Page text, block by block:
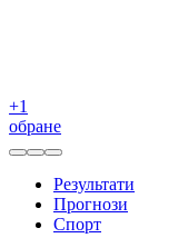
+1
обране
Результати
Прогнози
Спорт